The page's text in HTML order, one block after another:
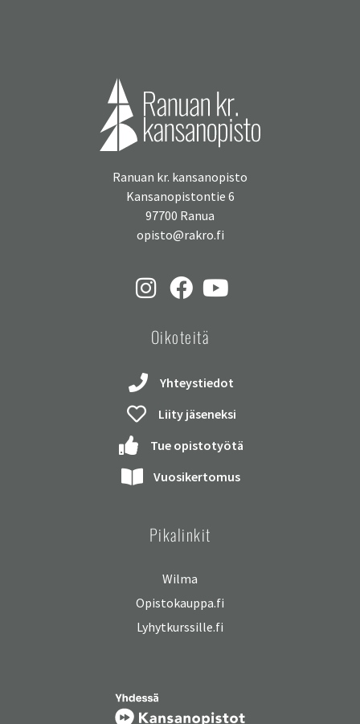
Ranuan kr. kansanopisto
Kansanopistontie 6
97700 Ranua
opisto@rakro.fi
Oikoteitä
Yhteystiedot
Liity jäseneksi
Tue opistotyötä
Vuosikertomus
Pikalinkit
Wilma
Opistokauppa.fi
Lyhytkurssille.fi